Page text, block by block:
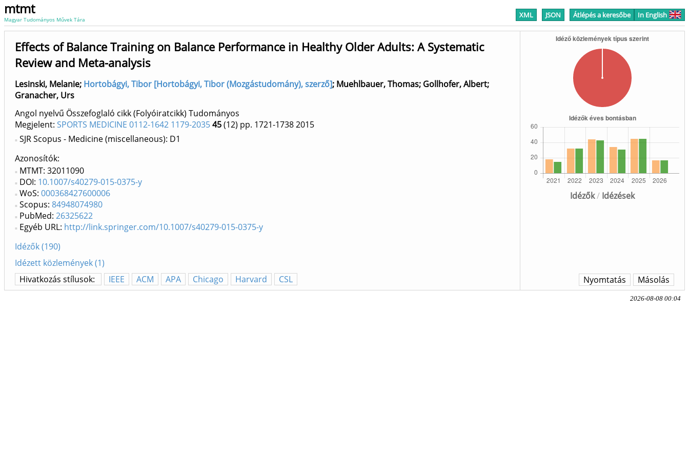
mtmt
Magyar Tudományos Művek Tára XML JSON Átlépés a keresőbe In English
Idézők/ Idézések
Effects of Balance Training on Balance Performance in Healthy Older Adults: A Systematic
Review and Meta-analysis
Lesinski, Melanie; Hortobágyi, Tibor [Hortobágyi, Tibor (Mozgástudomány), szerző]; Muehlbauer, Thomas; Gollhofer, Albert;
Granacher, Urs
Angol nyelvű Összefoglaló cikk (Folyóiratcikk) Tudományos
Megjelent: SPORTS MEDICINE 0112-1642 1179-203545(12) pp. 1721-17382015
SJR Scopus - Medicine (miscellaneous): D1
Azonosítók
MTMT: 32011090
DOI: 10.1007/s40279-015-0375-y
WoS: 000368427600006
Scopus: 84948074980
PubMed: 26325622
Egyéb URL: http://link.springer.com/10.1007/s40279-015-0375-y
Idézők (190)
Idézett közlemények (1)
Hivatkozás stílusok:
IEEE ACM APA Chicago Harvard CSL Másolás
Nyomtatás
2026-08-08 00:04